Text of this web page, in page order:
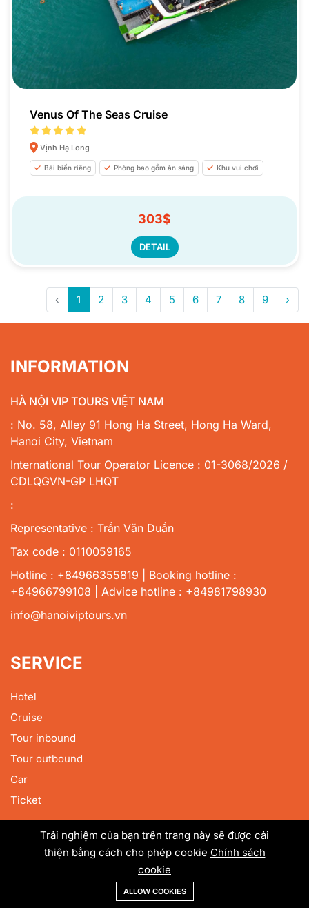
Venus Of The Seas Cruise
Vịnh Hạ Long
Bải biển riêng Phòng bao gồm ăn sáng Khu vui chơi
303$
DETAIL
‹ 1 2 3 4 5 6 7 8 9 ›
INFORMATION
HÀ NỘI VIP TOURS VIỆT NAM
: No. 58, Alley 91 Hong Ha Street, Hong Ha Ward,
Hanoi City, Vietnam
International Tour Operator Licence : 01-3068/2026 /
CDLQGVN-GP LHQT
:
Representative : Trần Văn Duẩn
Tax code : 0110059165
Hotline : +84966355819 | Booking hotline :
+84966799108 | Advice hotline : +84981798930
info@hanoiviptours.vn
SERVICE
Hotel
Cruise
Tour inbound
Tour outbound
Car
Ticket
SIGN UP TO RECEIVE OFFERS
Trải nghiệm của bạn trên trang này sẽ được cải
thiện bằng cách cho phép cookie Chính sách
cookie
ALLOW COOKIES